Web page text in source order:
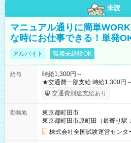
未読
マニュアル通りに簡単
な時にお仕事できる！単発
アルバイト 職種未経験OK
給与
時給1,300円～
★交通費一部支給 時給1,300円～ ※試験・役割により手当あり
※勤務回数により昇給あり 【
り！】 希望される場合、勤務
例】 ・河合塾模擬試験 8:30～
×8時間＝日収10,400円＋交通
円の場合あり ・国家試験 7:00
円（役割手当＋100円）×6時間＝日
交通費別途支給あり
勤務地
東京都町田市
東京都町田市原町田（最寄り駅
株式会社全国試験運営センタ